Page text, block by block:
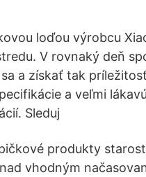
loďou výrobcu
V rovnaký deň
a získať tak
a veľmi
Sleduj
produkty
vhodným